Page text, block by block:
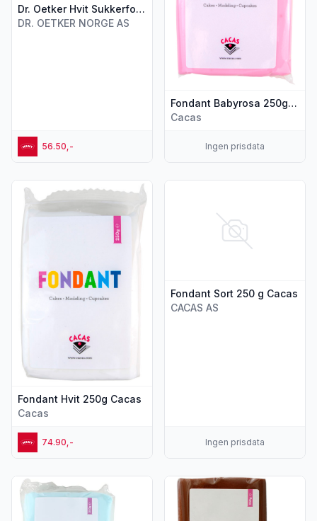
Dr. Oetker Hvit Sukkerfondant 250g
DR. OETKER NORGE AS
56.50,-
Fondant Babyrosa 250g Cacas
Cacas
Ingen prisdata
Fondant Hvit 250g Cacas
Cacas
74.90,-
Vis flere detaljer for produktet "Fondant Hvit 250g Cacas"
Fondant Sort 250 g Cacas
CACAS AS
Ingen prisdata
Vis flere detaljer for produktet "Fondant Babyblå 250g
Vis flere detaljer for